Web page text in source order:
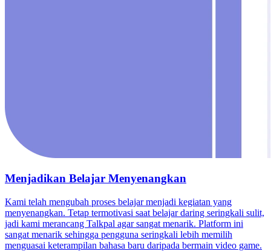
Menjadikan Belajar Menyenangkan
Kami telah mengubah proses belajar menjadi kegiatan yang
menyenangkan. Tetap termotivasi saat belajar daring seringkali sulit,
jadi kami merancang Talkpal agar sangat menarik. Platform ini
sangat menarik sehingga pengguna seringkali lebih memilih
menguasai keterampilan bahasa baru daripada bermain video game.